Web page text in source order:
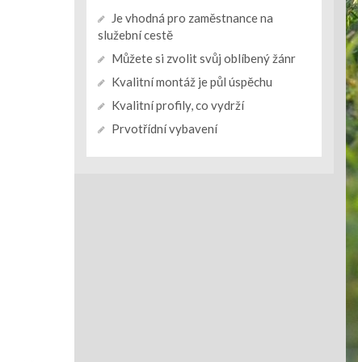
Je vhodná pro zaměstnance na
služební cestě
Můžete si zvolit svůj oblíbený žánr
Kvalitní montáž je půl úspěchu
Kvalitní profily, co vydrží
Prvotřídní vybavení